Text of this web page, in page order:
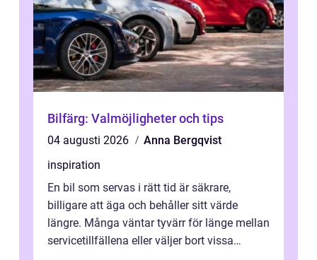
Bilfärg: Valmöjligheter och tips
04 augusti 2026
Anna Bergqvist
inspiration
En bil som servas i rätt tid är säkrare,
billigare att äga och behåller sitt värde
längre. Många väntar tyvärr för länge mellan
servicetillfällena eller väljer bort vissa